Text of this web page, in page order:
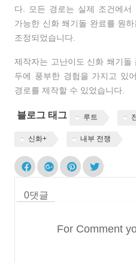
다.
모든 경로는 실제 조건에서
가능한 신화 쐐기돌 완료를 원
조정되었습니다.
제작자는 고난이도 신화 쐐기돌
두에 풍부한 경험을 가지고 있
경로를 제작할 수 있었습니다.
블로그 태그 루트
신화+ 내부 전쟁
0댓글
For Comment